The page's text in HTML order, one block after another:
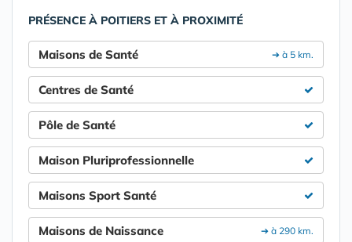
PRÉSENCE À POITIERS ET À PROXIMITÉ
➔ à 5 km.
Maisons de Santé
Centres de Santé
Pôle de Santé
Maison Pluriprofessionnelle
Maisons Sport Santé
➔ à 290 km.
Maisons de Naissance